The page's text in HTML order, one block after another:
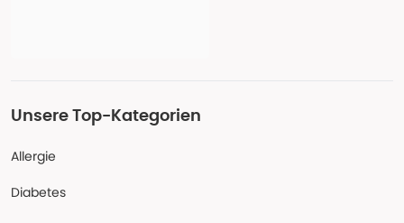
Unsere Top-Kategorien
Allergie
Diabetes